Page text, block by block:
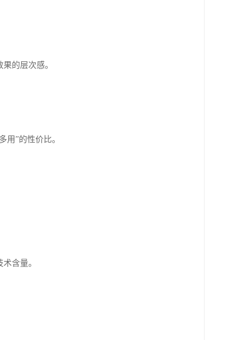
的层次感。
”的性价比。
含量。